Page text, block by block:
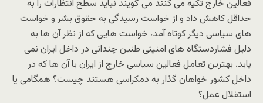
فعالین خارج تکیه می کنند می گویند نباید سطح انتظارات را به
حداقل کاهش داد و از خواست رسیدگی به حقوق بشر و خواست
های سیاسی دیگر کوتاه آمد، خواست هایی که از نظر آن ها به
دلیل فشاردستگاه های امنیتی طنین چندانی در داخل ایران نمی
یابد. بهترین تعامل فعالین سیاسی خارج از ایران با آن ها که در
داخل کشور خواهان گذار به دمکراسی هستند چیست؟ همگامی یا
استقلال عمل؟